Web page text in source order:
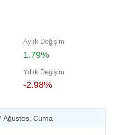
Aylık Değişim
1.79%
Yıllık Değişim
-2.98%
Ağustos, Cuma